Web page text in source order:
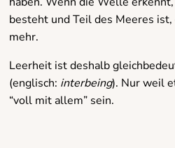
besteht und Teil des Meeres
mehr.
Leerheit ist deshalb
(englisch: interbeing). Nur weil
“voll mit allem” sein.